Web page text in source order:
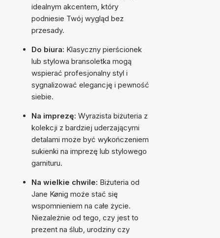
idealnym akcentem, który
podniesie Twój wygląd bez
przesady.
Do biura: Klasyczny pierścionek
lub stylowa bransoletka mogą
wspierać profesjonalny styl i
sygnalizować elegancję i pewność
siebie.
Na imprezę: Wyrazista biżuteria z
kolekcji z bardziej uderzającymi
detalami może być wykończeniem
sukienki na imprezę lub stylowego
garnituru.
Na wielkie chwile: Biżuteria od
Jane Kønig może stać się
wspomnieniem na całe życie.
Niezależnie od tego, czy jest to
prezent na ślub, urodziny czy